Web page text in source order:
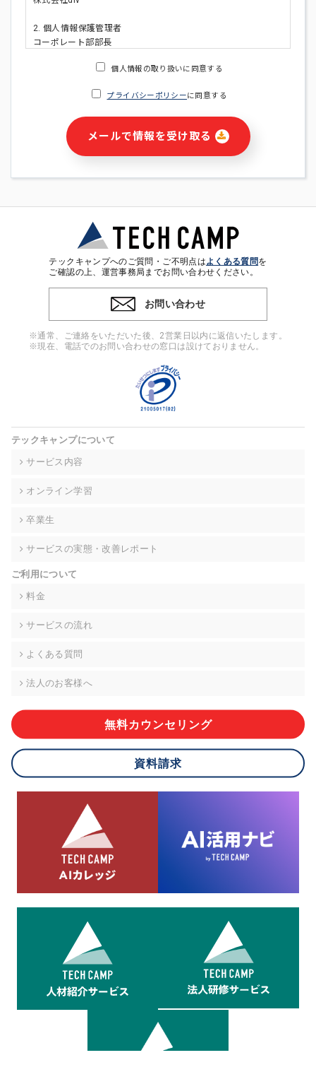
2. 個人情報保護管理者
コーポレート部部長
・ご請求された資料の送付のため
・本サービス及び本サービスに関連する情報(当社及び第三者の
サービス又は商品等の広告配信・宣伝を含みますが、それらに
・個人(法人の場合は担当者)を識別できない形式に加工した統
計情報の作成および利用
※上記の利用目的に基づいた本人への連絡及び配信について
4. 個人情報の第三者提供
ンをとるために、氏名等の一部の情報をサービス内で使用する
チャットツールで発信することにより、本サービスの他の利用
者等に提供することがあります。
当社は事業運営上、前項利用目的の範囲に限って個人情報を外
高い委託先を選定し、個人情報の適正管理・機密保持について
個人情報の開示等(利用目的の通知、開示、内容の訂正・追加・
て、下記の当社問合わせ窓口に申し出ることができます。その
的な期間内に対応いたします。ただし、申請が本人確認が不可
により、ご希望に添えない場合があります。 なお、アクセスロ
グなどの個人情報以外の情報については、原則として開示等は
株式会社div 個人情報問合せ窓口
メールアドレス:privacy_policy@di-v.co.jp
ご本人様が当社に個人情報を提供されるかどうかは任意による
応ができない場合があります。
8.cookieにより取得・分析した情報とその利用について
当社は第三者が運営するデータ・マネジメント・プラットフォ
ームからcookieにより収集されたウェブの閲覧機歴及びその分
析結果を取得し、これをお客様の個人データと結びつけた上
で、広告配信等の目的で利用いたします。
個人情報の取り扱いに同意する
プライバシーポリシーに同意する
メールで情報を受け取る
テックキャンプへのご質問・ご不明点はよくある質問を
ご確認の上、運営事務局までお問い合わせください。
お問い合わせ
※通常、ご連絡をいただいた後、2営業日以内に返信いたします。
※現在、電話でのお問い合わせの窓口は設けておりません。
テックキャンプについて
サービス内容
オンライン学習
卒業生
サービスの実態・改善レポート
ご利用について
料金
サービスの流れ
よくある質問
法人のお客様へ
無料カウンセリング
資料請求